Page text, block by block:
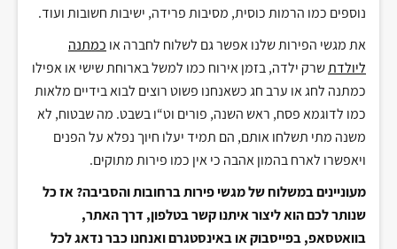
נוספים כמו הרמות כוסית, מסיבות פרידה, ישיבות חשובות ועוד.
את מגשי הפירות שלנו אפשר גם לשלוח לחברה או כמתנה
ליולדתשרק ילדה,בזמן אירוח כמו למשל בארוחת שישי או אפילו
כמתנה לחג או ערב חג כשאנחנו פשוט רוצים לבוא בידיים מלאות
כמו לדוגמא פסח, ראש השנה, פורים וט“ו בשבט. מה שבטוח, לא
משנה מתי תשלחו אותם, הם תמיד יעלו חיוך נפלא על הפנים
ויאפשרו לארח בהמון אהבה כי אין כמו פירות מתוקים.
מעוניינים במשלוח של מגשי פירות ברחובות והסביבה? אז כל
שנותר לכם הוא ליצור איתנו קשר בטלפון, דרך האתר,
בוואטסאפ, בפייסבוק או באינסטגרם ואנחנו כבר נדאג לכל